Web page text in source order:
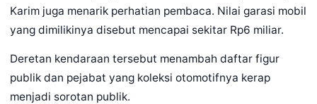
Karim juga menarik perhatian pembaca. Nilai garasi mobil
yang dimilikinya disebut mencapai sekitar Rp6 miliar.
Deretan kendaraan tersebut menambah daftar figur
publik dan pejabat yang koleksi otomotifnya kerap
menjadi sorotan publik.